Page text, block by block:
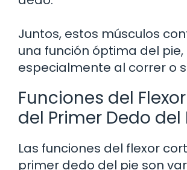
Juntos, estos músculos
una función óptima del pie,
especialmente al correr o
Funciones del
del Primer Dedo del
Las funciones del flexor
primer dedo del pie son